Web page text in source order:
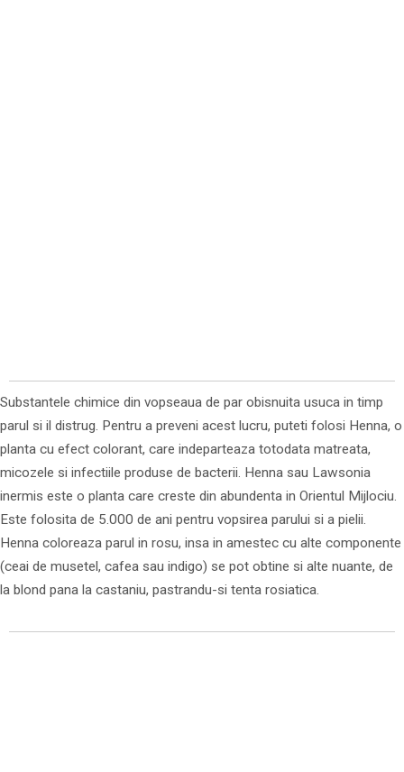
Substantele chimice din vopseaua de par obisnuita usuca in timp
parul si il distrug. Pentru a preveni acest lucru, puteti folosi Henna, o
planta cu efect colorant, care indeparteaza totodata matreata,
micozele si infectiile produse de bacterii. Henna sau Lawsonia
inermis este o planta care creste din abundenta in Orientul Mijlociu.
Este folosita de 5.000 de ani pentru vopsirea parului si a pielii.
Henna coloreaza parul in rosu, insa in amestec cu alte componente
(ceai de musetel, cafea sau indigo) se pot obtine si alte nuante, de
la blond pana la castaniu, pastrandu-si tenta rosiatica.